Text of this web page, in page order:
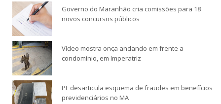
Governo do Maranhão cria comissões para 18
novos concursos públicos
Vídeo mostra onça andando em frente a
condomínio, em Imperatriz
PF desarticula esquema de fraudes em benefícios
previdenciários no MA